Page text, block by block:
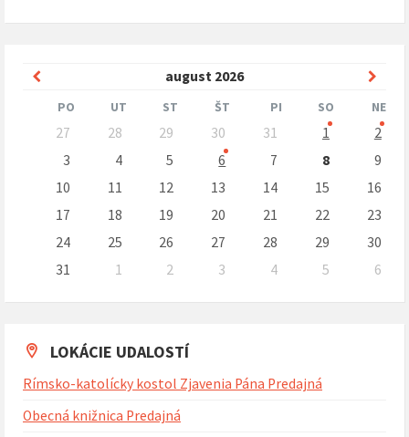
august 2026
Predchádzajúci
mesiac
PO UT ST ŠT PI SO NE
Preskočit
kalendárne
27 28 29 30 31 1
2
3
4 5 6 7 8
9
10
11 12 13 14 15
16
17
18 19 20 21 22
23
24
25 26 27 28 29
30
31
1 2 3 4 5
6
na
dni
LOKÁCIE UDALOSTÍ
Rímsko-katolícky kostol Zjavenia Pána Predajná
Obecná knižnica Predajná